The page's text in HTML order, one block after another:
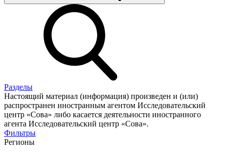
Разделы
Настоящий материал (информация) произведен и (или)
распространен иностранным агентом Исследовательский
центр «Сова» либо касается деятельности иностранного
агента Исследовательский центр «Сова».
Фильтры
Регионы